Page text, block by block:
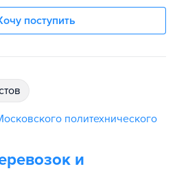
поступить
политехнического
и